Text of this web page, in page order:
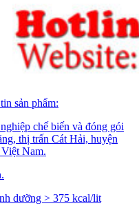
sản phẩm:
chế biến và đóng gói
thị trấn Cát Hải, huyện
Nam.
dưỡng > 375 kcal/lit